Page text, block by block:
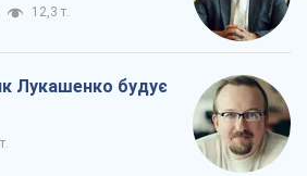
12,3 т.
Лукашенко будує